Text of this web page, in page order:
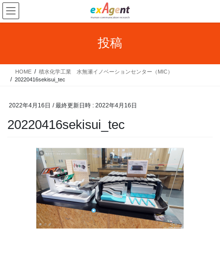
コ
ン
テ
ス
ナ
ビ
ゲ
ン
投稿
HOME
積水化学工業 水無瀬イノベーションセンター（MIC）
20220416sekisui_tec
2022年4月16日 / 最終更新日時 : 2022年4月16日
20220416sekisui_tec